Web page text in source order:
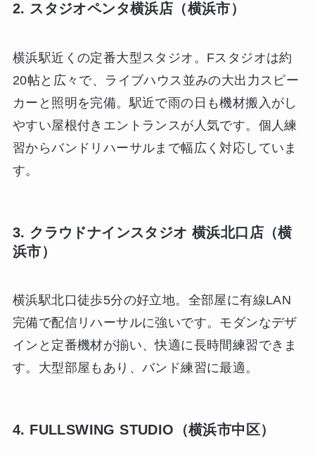
2. スタジオペンタ横浜店（横浜市）
横浜駅近くの定番大型スタジオ。Fスタジオは約
20帖と広々で、ライブハウス並みの大出力スピー
カーと照明を完備。駅近で雨の日も機材搬入がし
やすい屋根付きエントランスが人気です。個人練
習からバンドリハーサルまで幅広く対応していま
す。
3. クラウドナインスタジオ 横浜北口店（横
浜市）
横浜駅北口徒歩5分の好立地。全部屋に有線LAN
完備で配信リハーサルに強いです。モダンなデザ
インと定番機材が揃い、快適に長時間練習できま
す。大型部屋もあり、バンド練習に最適。
4. FULLSWING STUDIO（横浜市中区）